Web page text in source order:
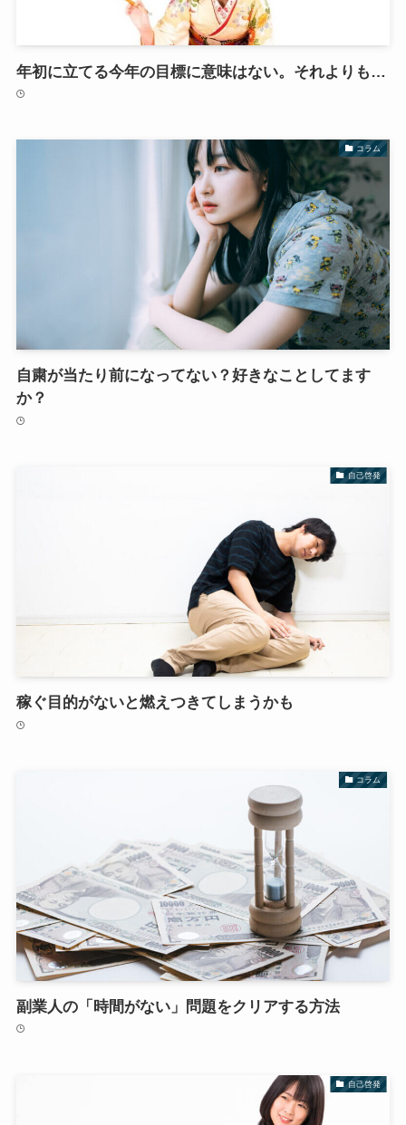
年初に立てる今年の目標に意味はない。それよりも…
コラム
自粛が当たり前になってない？好きなことしてます
か？
自己啓発
稼ぐ目的がないと燃えつきてしまうかも
コラム
副業人の「時間がない」問題をクリアする方法
自己啓発